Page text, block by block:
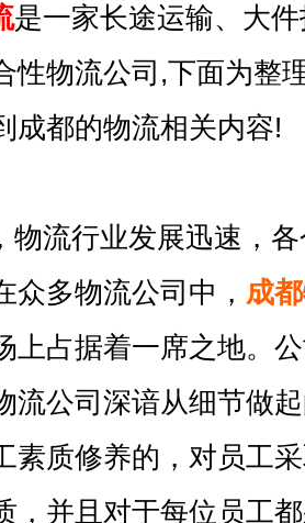
是一家长途运输、大
性物流公司,下面为整
成都的物流相关内容!
流行业发展迅速，各
众多物流公司中， 成
上占据着一席之地。
流公司深谙从细节做
素质修养的，对员工
，并且对于每位员工